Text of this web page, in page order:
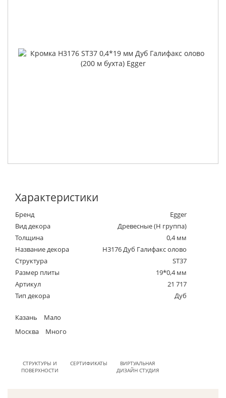
Характеристики
Бренд
Egger
Вид декора
Древесные (Н группа)
Толщина
0,4 мм
Название декора
H3176 Дуб Галифакс олово
Структура
ST37
Размер плиты
19*0,4 мм
Артикул
21 717
Тип декора
Дуб
Казань
Мало
Москва
Много
СТРУКТУРЫ И
ПОВЕРХНОСТИ
СЕРТИФИКАТЫ
ВИРТУАЛЬНАЯ
ДИЗАЙН СТУДИЯ